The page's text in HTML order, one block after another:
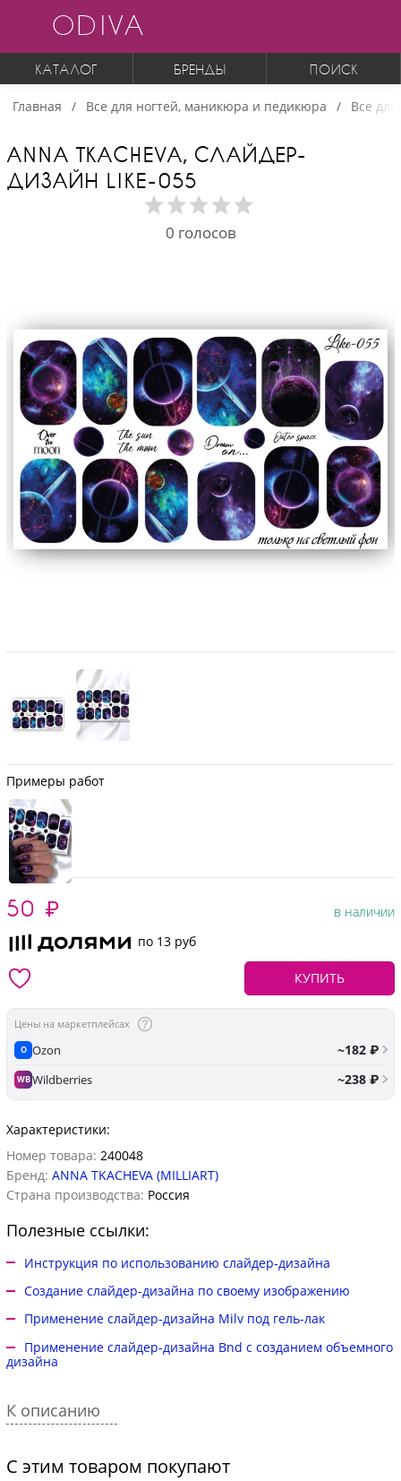
ODIVA
КАТАЛОГ БРЕНДЫ ПОИСК
Главная Все для ногтей, маникюра и педикюра Все
ANNA TKACHEVA, СЛАЙДЕР-
ДИЗАЙН LIKE-055
0 голосов
Примеры работ
50 ₽
в наличии
по 13 руб
КУПИТЬ
Цены на маркетплейсах
O Ozon ~182 ₽
WBWildberries ~238 ₽
Характеристики:
Номер товара: 240048
Бренд: ANNA TKACHEVA (MILLIART)
Страна производства: Россия
Полезные ссылки:
Инструкция по использованию слайдер-дизайна
Создание слайдер-дизайна по своему изображению
Применение слайдер-дизайна Milv под гель-лак
Применение слайдер-дизайна Bnd с созданием объемного
дизайна
К описанию
С этим товаром покупают